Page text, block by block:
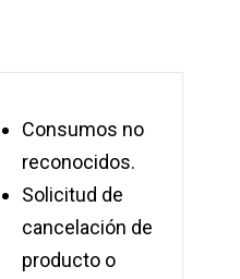
Consumos no
reconocidos.
Solicitud de
cancelación de
producto o